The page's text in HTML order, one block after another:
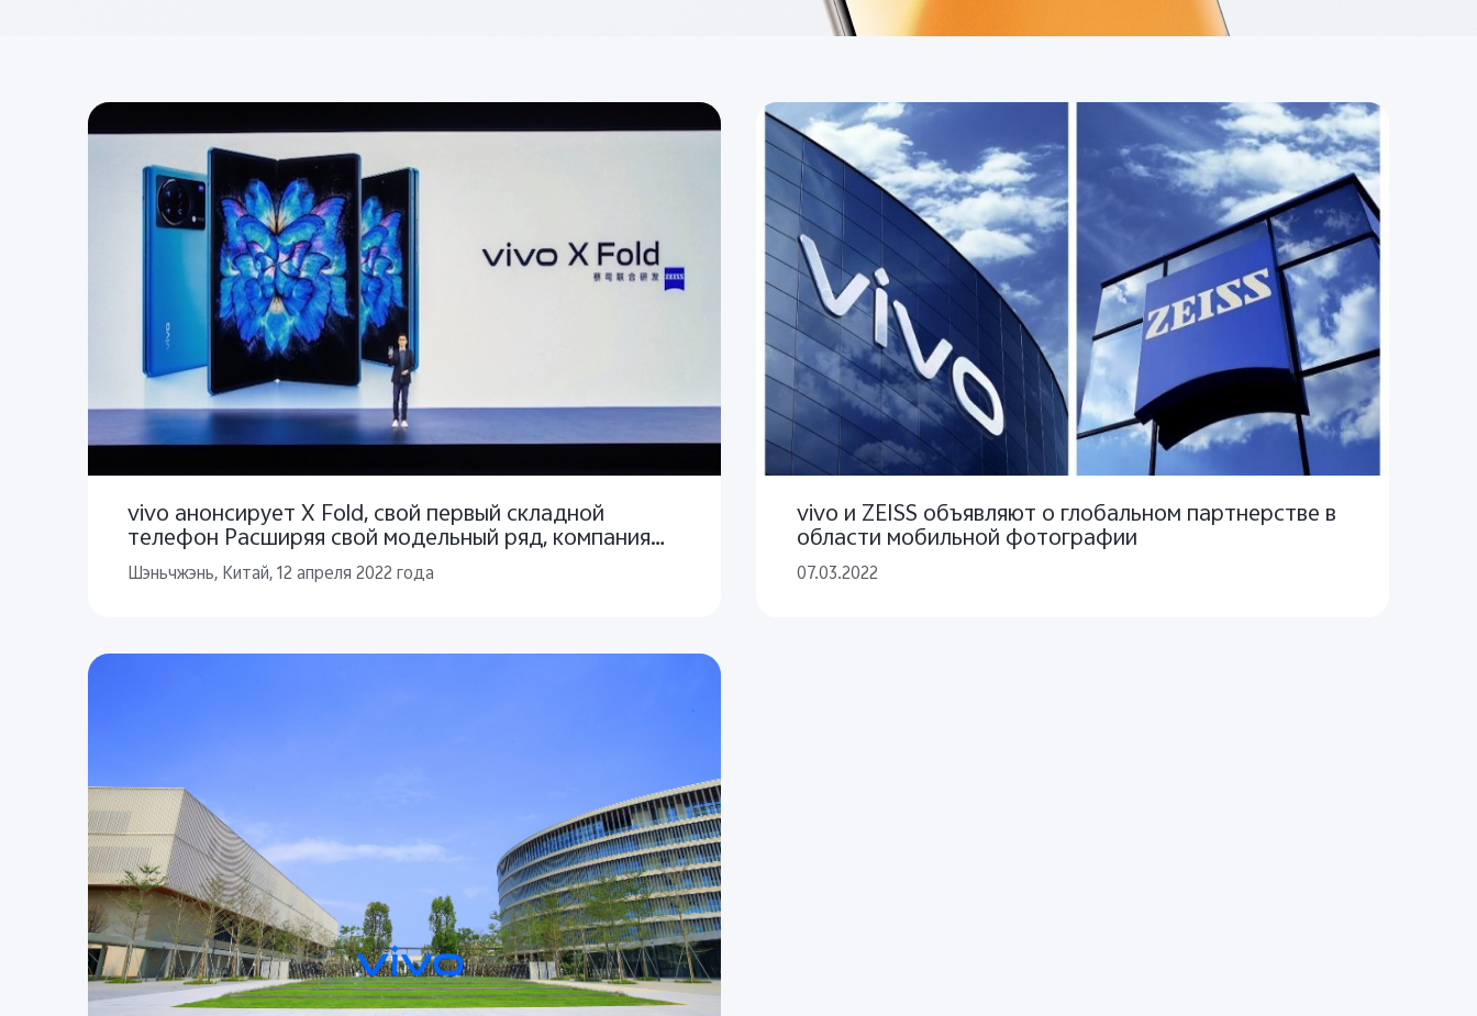
vivo анонсирует X Fold, свой первый складной
телефон Расширяя свой модельный ряд, компания
vivo также представила 7-дюймовый экран X Note и
свой первый флагманский планшет vivo Pad.
Шэньчжэнь, Китай, 12 апреля 2022 года
vivo и ZEISS объявляют о глобальном партнерстве в
области мобильной фотографии
07.03.2022